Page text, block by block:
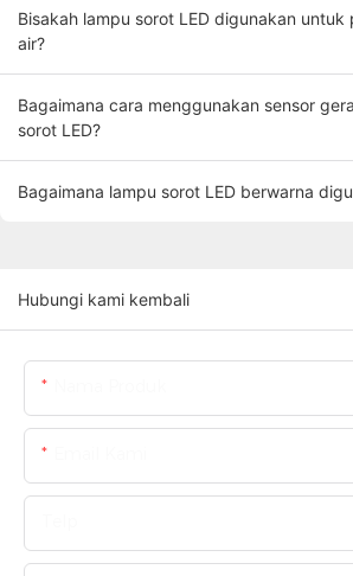
Bisakah lampu sorot LED digunakan
air?
Bagaimana cara menggunakan sensor
sorot LED?
Bagaimana lampu sorot LED berwarna
Hubungi kami kembali